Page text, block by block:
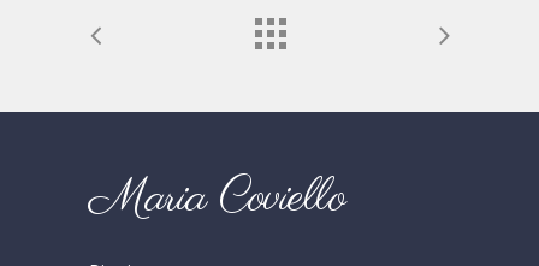
Maria Coviello